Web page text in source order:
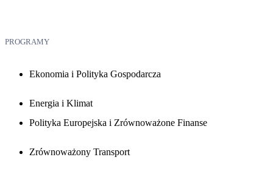
PROGRAMY
Ekonomia i Polityka Gospodarcza
Energia i Klimat
Polityka Europejska i Zrównoważone Finanse
Zrównoważony Transport